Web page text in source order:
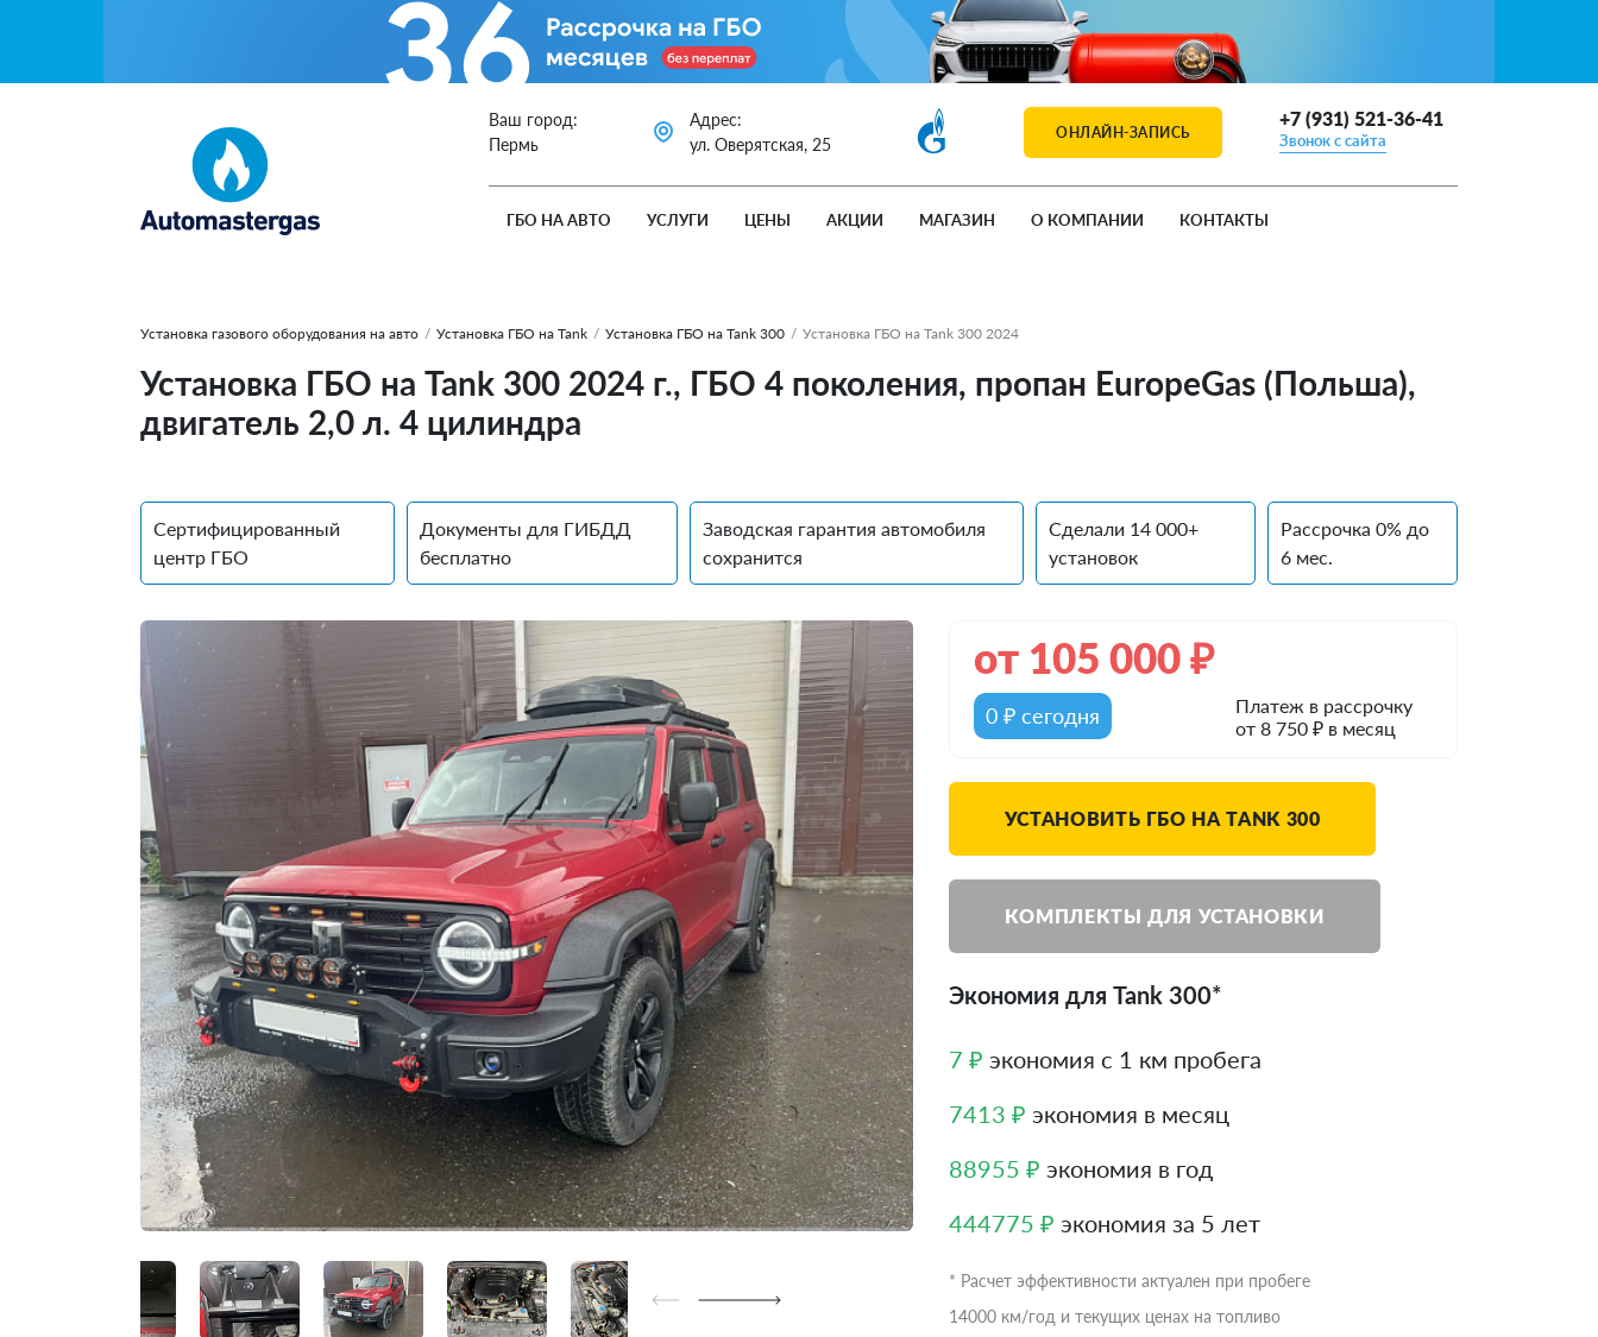
Ваш город:
Пермь
Адрес:
ул. Оверятская, 25
ОНЛАЙН-ЗАПИСЬ
+7 (931) 521-36-41
Звонок с сайта
ГБО НА АВТО УСЛУГИ ЦЕНЫ АКЦИИ МАГАЗИН О КОМПАНИИ КОНТАКТЫ
Установка газового оборудования на авто / Установка ГБО на Tank / Установка ГБО на Tank 300 / Установка ГБО на Tank 300 2024
Установка ГБО на Tank 300 2024 г., ГБО 4 поколения, пропан EuropeGas (Польша),
двигатель 2,0 л. 4 цилиндра
Сертифицированный
центр ГБО
Документы для ГИБДД
бесплатно
Заводская гарантия автомобиля
сохранится
Сделали 14 000+
установок
Рассрочка 0% до
6 мес.
от 105 000₽
0 ₽ сегодня
Платеж в рассрочку
от 8 750 ₽ в месяц
УСТАНОВИТЬ ГБО НА TANK 300
КОМПЛЕКТЫ ДЛЯ УСТАНОВКИ
Экономия для Tank 300*
7 ₽ экономия с 1 км пробега
7413 ₽ экономия в месяц
88955 ₽ экономия в год
444775 ₽ экономия за 5 лет
* Расчет эффективности актуален при пробеге
14000 км/год и текущих ценах на топливо